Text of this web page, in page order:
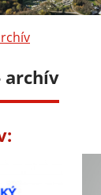
archív